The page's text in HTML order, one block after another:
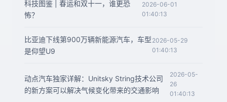
科技图鉴 | 春运和双十一，谁更恐
怖？
2026-06-01
01:40:13
比亚迪下线第900万辆新能源汽车，车型
是仰望U9
2026-05-29
01:40:13
动点汽车独家详解：Unitsky String技术公司
的新方案可以解决气候变化带来的交通影响
2026-05-
26
01:40:13